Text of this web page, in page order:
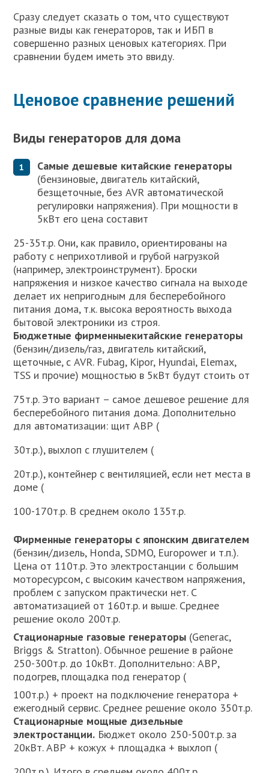
Сразу следует сказать о том, что существуют
разные виды как генераторов, так и ИБП в
совершенно разных ценовых категориях. При
сравнении будем иметь это ввиду.
Ценовое сравнение решений
Виды генераторов для дома
Самые дешевые китайские генераторы
(бензиновые, двигатель китайский,
безщеточные, без AVR автоматической
регулировки напряжения). При мощности в
5кВт его цена составит
25-35т.р. Они, как правило, ориентированы на
работу с неприхотливой и грубой нагрузкой
(например, электроинструмент). Броски
напряжения и низкое качество сигнала на выходе
делает их непригодным для бесперебойного
питания дома, т.к. высока вероятность выхода
бытовой электроники из строя.
Бюджетные фирменныекитайские генераторы
(бензин/дизель/газ, двигатель китайский,
щеточные, с AVR. Fubag, Kipor, Hyundai, Elemax,
TSS и прочие) мощностью в 5кВт будут стоить от
75т.р. Это вариант – самое дешевое решение для
бесперебойного питания дома. Дополнительно
для автоматизации: щит АВР (
30т.р.), выхлоп с глушителем (
20т.р.), контейнер с вентиляцией, если нет места в
доме (
100-170т.р. В среднем около 135т.р.
Фирменные генераторы с японским двигателем
(бензин/дизель, Honda, SDMO, Europower и т.п.).
Цена от 110т.р. Это электростанции с большим
моторесурсом, с высоким качеством напряжения,
проблем с запуском практически нет. С
автоматизацией от 160т.р. и выше. Среднее
решение около 200т.р.
Стационарные газовые генераторы (Generac,
Briggs & Stratton). Обычное решение в районе
250-300т.р. до 10кВт. Дополнительно: АВР,
подогрев, площадка под генератор (
100т.р.) + проект на подключение генератора +
ежегодный сервис. Среднее решение около 350т.р.
Стационарные мощные дизельные
электростанции. Бюджет около 250-500т.р. за
20кВт. АВР + кожух + площадка + выхлоп (